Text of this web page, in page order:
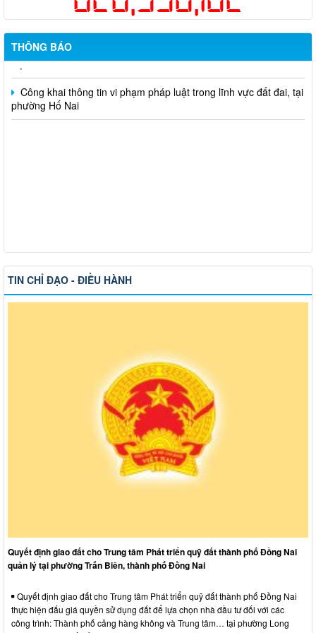
THÔNG BÁO
một lần cho người dân trên địa bàn thành phố Đồng Nai
Hỗ trợ đăng tải thông tin hợp nhất, thay đổi địa chỉ trụ sở làm
việc
Công khai thông tin vi phạm pháp luật trong lĩnh vực đất đai, tại
phường Hố Nai
TIN CHỈ ĐẠO - ĐIỀU HÀNH
Quyết định giao đất cho Trung tâm Phát triển quỹ đất thành phố Đồng Nai
quản lý tại phường Trấn Biên, thành phố Đồng Nai
Quyết định giao đất cho Trung tâm Phát triển quỹ đất thành phố Đồng Nai
thực hiện đấu giá quyền sử dụng đất để lựa chọn nhà đầu tư đối với các
công trình: Thành phố cảng hàng không và Trung tâm… tại phường Long